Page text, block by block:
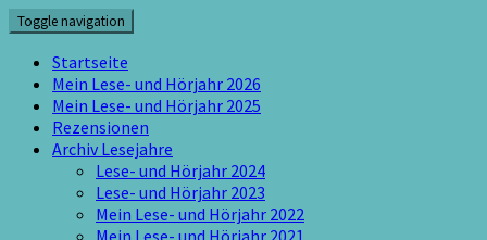
Skip
to
content
Toggle navigation
Startseite
Mein Lese- und Hörjahr 2026
Mein Lese- und Hörjahr 2025
Rezensionen
Archiv Lesejahre
Lese- und Hörjahr 2024
Lese- und Hörjahr 2023
Mein Lese- und Hörjahr 2022
Mein Lese- und Hörjahr 2021